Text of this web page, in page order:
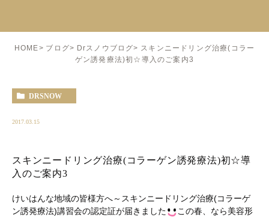
HOME ブログ Drスノウブログ
スキンニードリング治療(コラー
ゲン誘発療法)初☆導入のご案内3
DRSNOW
2017.03.15
スキンニードリング治療(コラーゲン誘発療法)初☆導
入のご案内3
けいはんな地域の皆様方へ～スキンニードリング治療(コラーゲ
ン誘発療法)講習会の認定証が届きました
この春、なら美容形